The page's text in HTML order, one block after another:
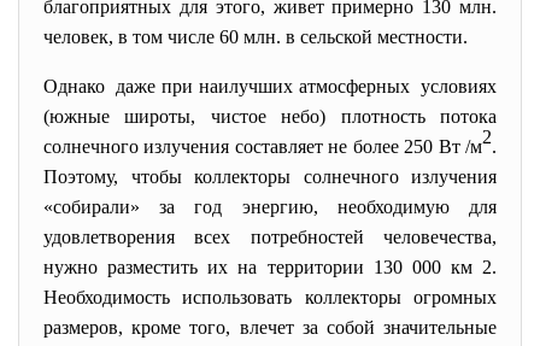
благоприятных для этого, живет примерно 130 млн.
человек, в том числе 60 млн. в сельской местности.
Однако даже при наилучших атмосферных условиях
(южные широты, чистое небо) плотность потока
солнечного излучения составляет не более 250 Вт /м2.
Поэтому, чтобы коллекторы солнечного излучения
«собирали» за год энергию, необходимую для
удовлетворения всех потребностей человечества,
нужно разместить их на территории 130 000 км 2.
Необходимость использовать коллекторы огромных
размеров, кроме того, влечет за собой значительные